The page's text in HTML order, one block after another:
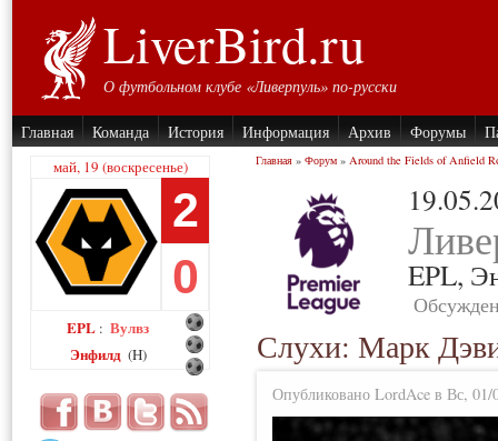
LiverBird.ru
О футбольном клубе «Ливерпуль» по-русски
Главная Команда История Информация Архив Форумы
май, 19 (воскресенье)
2
0
EPL : Вулвз
Энфилд (H)
Главная » Форум » Around the Fields of Anfield
EPL,
Слухи: Марк
Опубликовано LordAce в Вс, 01/